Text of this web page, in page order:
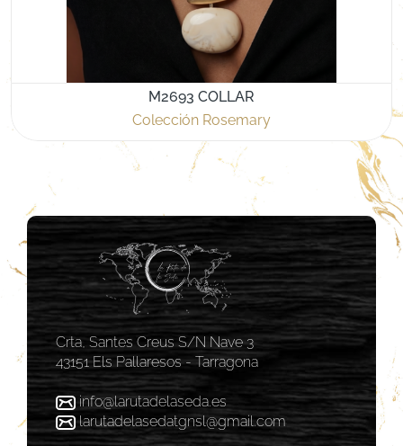
M2693 COLLAR
Colección Rosemary
Crta, Santes Creus S/N Nave 3
43151 Els Pallaresos - Tarragona
info@larutadelaseda.es
larutadelasedatgnsl@gmail.com